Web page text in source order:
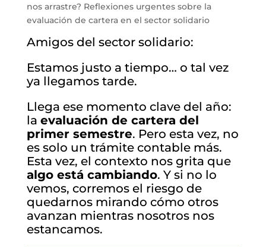
nos arrastre? Reflexiones urgentes sobre la
evaluación de cartera en el sector solidario
Amigos del sector solidario:
Estamos justo a tiempo… o tal vez
ya llegamos tarde.
Llega ese momento clave del año:
la evaluación de cartera del
primer semestre. Pero esta vez, no
es solo un trámite contable más.
Esta vez, el contexto nos grita que
algo está cambiando. Y si no lo
vemos, corremos el riesgo de
quedarnos mirando cómo otros
avanzan mientras nosotros nos
estancamos.